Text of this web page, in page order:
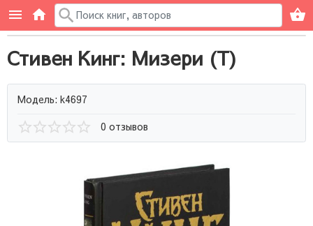
Стивен Кинг: Мизери (Т)
Модель: k4697
0 отзывов